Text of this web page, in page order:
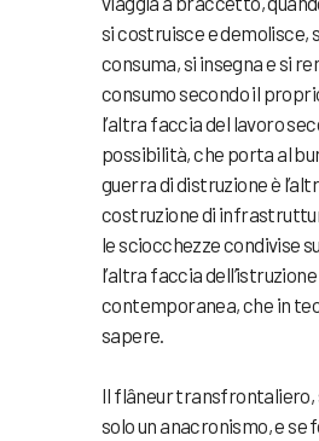
si costruisce e demolisce,
consuma, si insegna e si
consumo secondo il
l’altra faccia del lavoro
possibilità, che porta al
guerra di distruzione è
costruzione di
le sciocchezze condivise
l’altra faccia dell’istruzione
contemporanea, che in
sapere.
Il flâneur transfrontaliero,
solo un anacronismo, e se